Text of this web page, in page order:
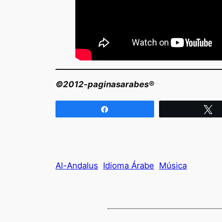
©2012-paginasarabes®
Al-Andalus Idioma Árabe Música